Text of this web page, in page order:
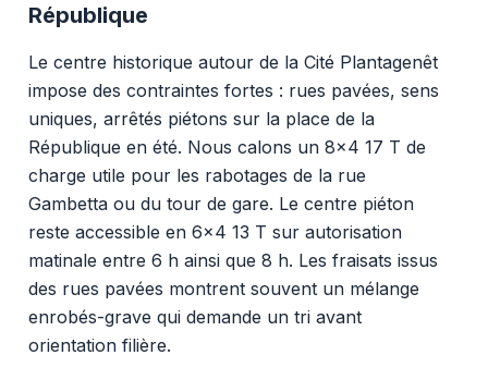
République
Le centre historique autour de la Cité Plantagenêt
impose des contraintes fortes : rues pavées, sens
uniques, arrêtés piétons sur la place de la
République en été. Nous calons un 8x4 17 T de
charge utile pour les rabotages de la rue
Gambetta ou du tour de gare. Le centre piéton
reste accessible en 6x4 13 T sur autorisation
matinale entre 6 h ainsi que 8 h. Les fraisats issus
des rues pavées montrent souvent un mélange
enrobés-grave qui demande un tri avant
orientation filière.